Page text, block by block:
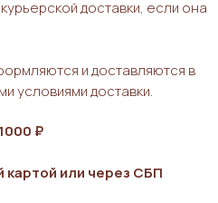
доставки, если она
и доставляются в
условиями доставки.
1000 ₽
картой или через СБП